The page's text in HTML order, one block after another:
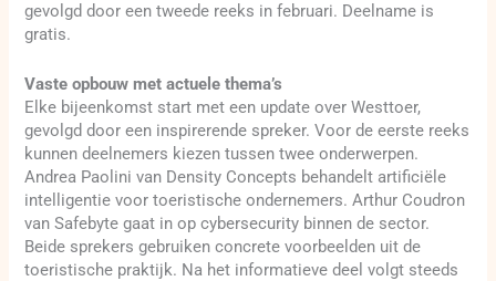
gevolgd door een tweede reeks in februari. Deelname is
gratis.
Vaste opbouw met actuele thema’s
Elke bijeenkomst start met een update over Westtoer,
gevolgd door een inspirerende spreker. Voor de eerste reeks
kunnen deelnemers kiezen tussen twee onderwerpen.
Andrea Paolini van Density Concepts behandelt artificiële
intelligentie voor toeristische ondernemers. Arthur Coudron
van Safebyte gaat in op cybersecurity binnen de sector.
Beide sprekers gebruiken concrete voorbeelden uit de
toeristische praktijk. Na het informatieve deel volgt steeds